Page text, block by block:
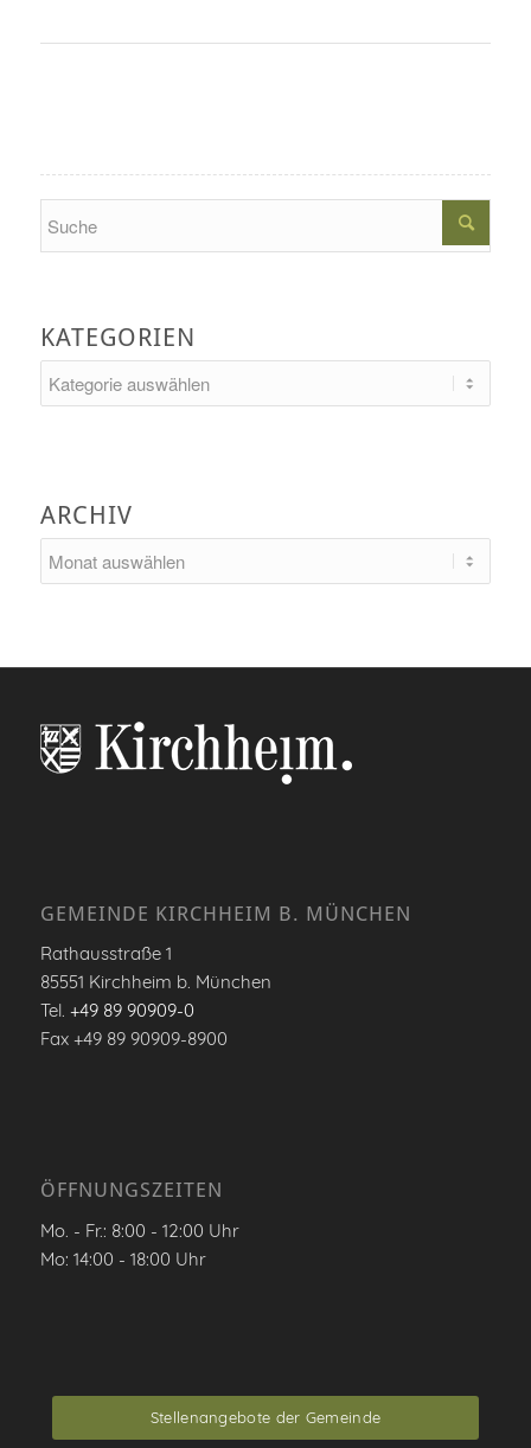
KATEGORIEN
ARCHIV
GEMEINDE KIRCHHEIM B. MÜNCHEN
Rathausstraße 1
85551 Kirchheim b. München
Tel. +49 89 90909-0
Fax +49 89 90909-8900
ÖFFNUNGSZEITEN
Mo. - Fr.: 8:00 - 12:00 Uhr
Mo: 14:00 - 18:00 Uhr
Stellenangebote der Gemeinde